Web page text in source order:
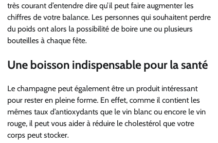
très courant d’entendre dire qu’il peut faire augmenter les
chiffres de votre balance. Les personnes qui souhaitent perdre
du poids ont alors la possibilité de boire une ou plusieurs
bouteilles à chaque fête.
Une boisson indispensable pour la santé
Le champagne peut également être un produit intéressant
pour rester en pleine forme. En effet, comme il contient les
mêmes taux d’antioxydants que le vin blanc ou encore le vin
rouge, il peut vous aider à réduire le cholestérol que votre
corps peut stocker.